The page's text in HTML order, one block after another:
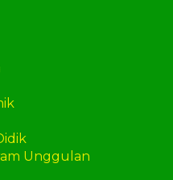
Unggulan